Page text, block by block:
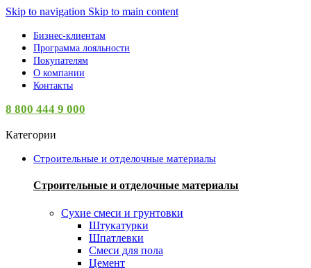
Skip to navigation Skip to main content
Бизнес-клиентам
Программа лояльности
Покупателям
О компании
Контакты
8 800 444 9 000
Категории
Строительные и отделочные материалы
Строительные и отделочные материалы
Сухие смеси и грунтовки
Штукатурки
Шпатлевки
Смеси для пола
Цемент